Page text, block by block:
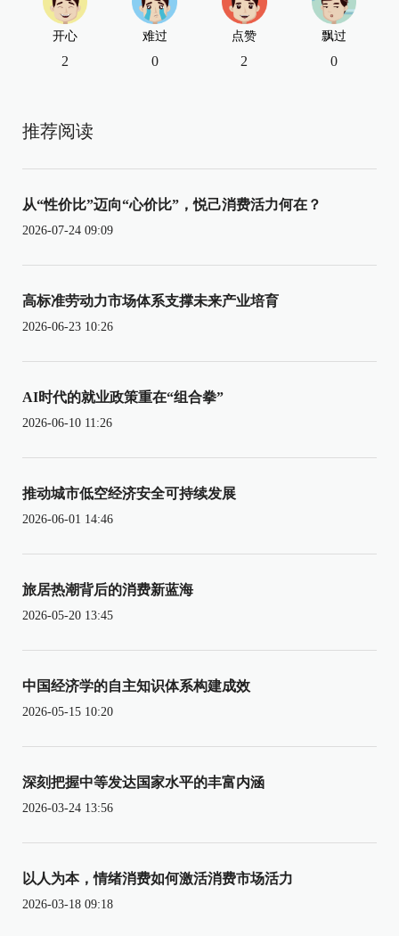
开心
2
难过
0
点赞
2
飘过
0
推荐阅读
从“性价比”迈向“心价比”，悦己消费活力何在？
2026-07-24 09:09
高标准劳动力市场体系支撑未来产业培育
2026-06-23 10:26
AI时代的就业政策重在“组合拳”
2026-06-10 11:26
推动城市低空经济安全可持续发展
2026-06-01 14:46
旅居热潮背后的消费新蓝海
2026-05-20 13:45
中国经济学的自主知识体系构建成效
2026-05-15 10:20
深刻把握中等发达国家水平的丰富内涵
2026-03-24 13:56
以人为本，情绪消费如何激活消费市场活力
2026-03-18 09:18